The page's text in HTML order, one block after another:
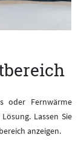
oder Fernwärme
Lassen Sie
anzeigen.